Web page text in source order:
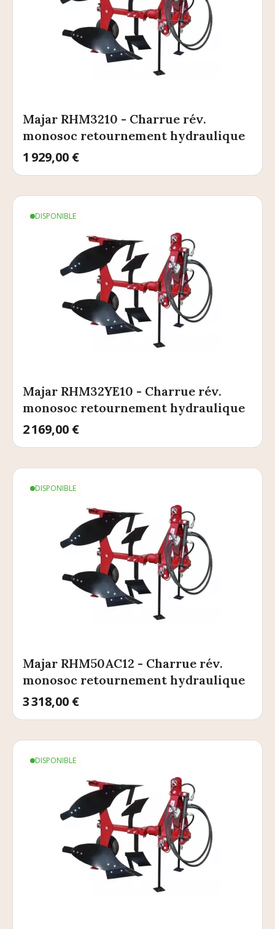
Majar RHM3210 - Charrue rév.
monosoc retournement hydraulique
Prix
1 929,00 €
DISPONIBLE
Majar RHM32YE10 - Charrue rév.
monosoc retournement hydraulique
Prix
2 169,00 €
DISPONIBLE
Majar RHM50AC12 - Charrue rév.
monosoc retournement hydraulique
Prix
3 318,00 €
DISPONIBLE